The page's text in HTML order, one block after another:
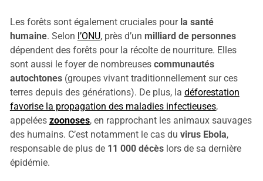
Les forêts sont également cruciales pour la santé
humaine. Selon l’ONU, près d’un milliard de personnes
dépendent des forêts pour la récolte de nourriture. Elles
sont aussi le foyer de nombreuses communautés
autochtones(groupes vivant traditionnellement sur ces
terres depuis des générations). De plus, la déforestation
favorise la propagation des maladies infectieuses,
appelées zoonoses, en rapprochant les animaux sauvages
des humains. C’est notamment le cas du virus Ebola,
responsable de plus de 11 000 décèslors de sa dernière
épidémie.